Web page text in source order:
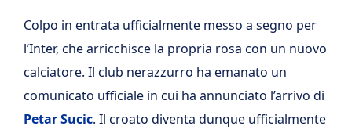
Colpo in entrata ufficialmente messo a segno per
l’Inter, che arricchisce la propria rosa con un nuovo
calciatore. Il club nerazzurro ha emanato un
comunicato ufficiale in cui ha annunciato l’arrivo di
Petar Sucic. Il croato diventa dunque ufficialmente